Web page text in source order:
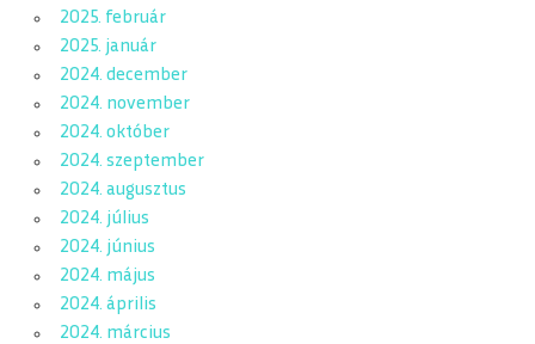
2025. február
2025. január
2024. december
2024. november
2024. október
2024. szeptember
2024. augusztus
2024. július
2024. június
2024. május
2024. április
2024. március